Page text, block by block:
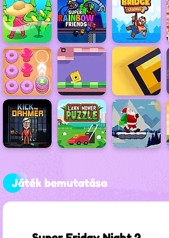
Játék bemutatása